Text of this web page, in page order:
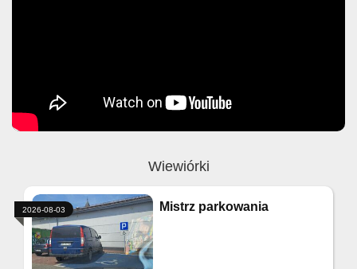
Wiewiórki
Mistrz parkowania
2026-08-03